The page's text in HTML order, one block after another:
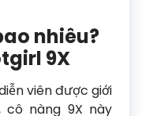
nhiêu?
9X
viên được giới
cô nàng 9X này